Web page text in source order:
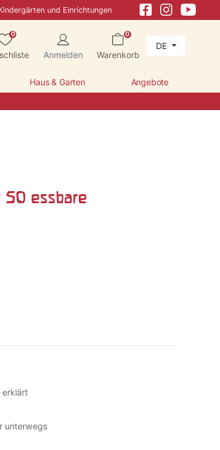
und Einrichtungen
0
Anmelden
0
Warenkorb
DE
Haus & Garten Angebote
50 essbare
erklärt
unterwegs